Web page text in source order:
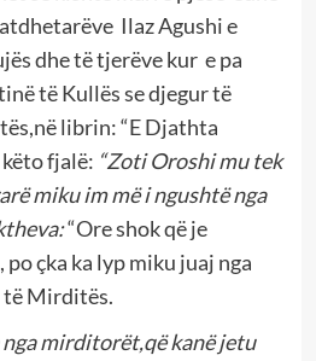
Ilaz Agushi e
dhe të tjerëve kur e pa
të Kullës se djegur të
librin: “E Djathta
fjalë: “Zoti Oroshi mu tek
miku im më i ngushtë nga
“Ore shok që je
çka ka lyp miku juaj nga
të Mirditës.
mirditorët,që kanë jetu